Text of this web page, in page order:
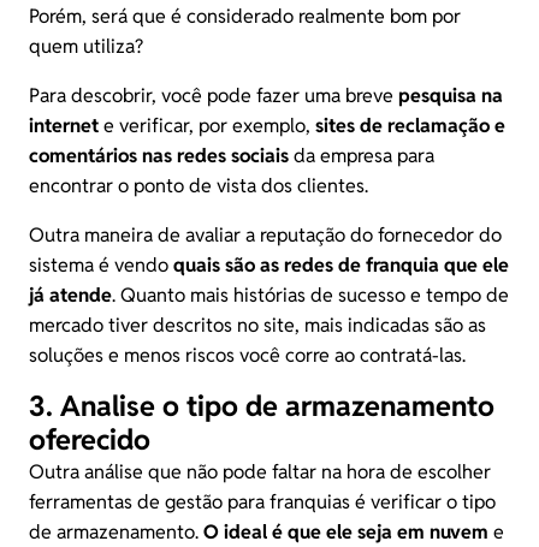
Porém, será que é considerado realmente bom por
quem utiliza?
Para descobrir, você pode fazer uma breve pesquisa na
internete verificar, por exemplo, sites de reclamação e
comentários nas redes sociaisda empresa para
encontrar o ponto de vista dos clientes.
Outra maneira de avaliar a reputação do fornecedor do
sistema é vendoquais são as redes de franquia que ele
já atende. Quanto mais histórias de sucesso e tempo de
mercado tiver descritos nosite, mais indicadas são as
soluções e menos riscos você corre ao contratá-las.
3. Analise o tipo de armazenamento
oferecido
Outra análise que não pode faltar na hora de escolher
ferramentas de gestão para franquias é verificar o tipo
de armazenamento.O ideal é que ele seja em nuvem e